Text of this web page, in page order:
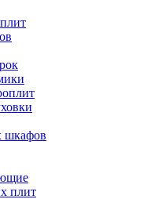
шкафов
плит